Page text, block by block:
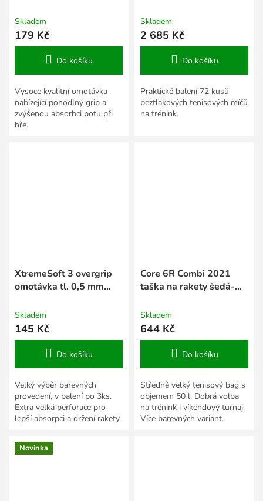
Skladem
179 Kč
Do košíku
Vysoce kvalitní omotávka
nabízející pohodlný grip a
zvýšenou absorbci potu při
hře.
Skladem
2 685 Kč
Do košíku
Praktické balení 72 kusů
beztlakových tenisových míčů
na trénink.
XtremeSoft 3 overgrip
omotávka tl. 0,5 mm
Skladem
145 Kč
Do košíku
Velký výběr barevných
provedení, v balení po 3ks.
Extra velká perforace pro
lepší absorpci a držení rakety.
Core 6R Combi 2021
taška na rakety šedá-
Skladem
644 Kč
Do košíku
Středně velký tenisový bag s
objemem 50 l. Dobrá volba
na trénink i víkendový turnaj.
Více barevných variant.
Novinka